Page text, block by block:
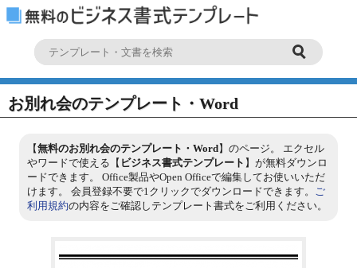
お別れ会のテンプレート・Word
【無料のお別れ会のテンプレート・Word】のページ。 エクセル
やワードで使える【 ビジネス書式テンプレート 】が無料ダウンロ
ードできます。 Office製品やOpen Officeで編集してお使いいただ
けます。 会員登録不要で1クリックでダウンロードできます。 ご
利用規約の内容をご確認しテンプレート書式をご利用ください。